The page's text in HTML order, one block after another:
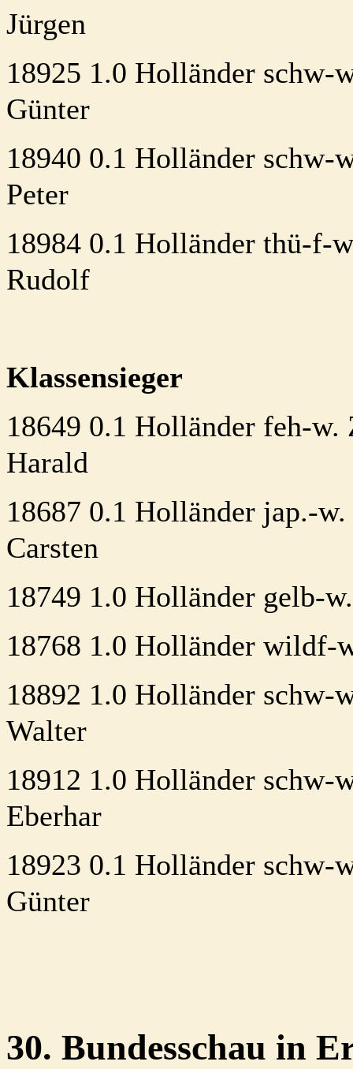
Jürgen
18925 1.0 Holländer
Günter
18940 0.1 Holländer
Peter
18984 0.1 Holländer thü-
Rudolf
Klassensieger
18649 0.1 Holländer feh-
Harald
18687 0.1 Holländer jap.-
Carsten
18749 1.0 Holländer gelb-
18768 1.0 Holländer
18892 1.0 Holländer
Walter
18912 1.0 Holländer
Eberhar
18923 0.1 Holländer
Günter
30. Bundesschau in